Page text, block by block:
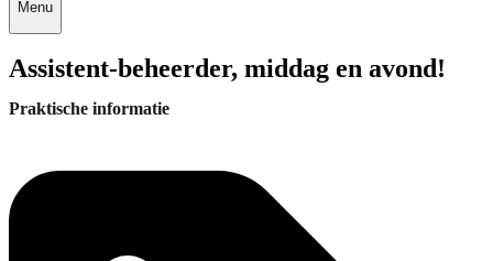
Menu
Assistent-beheerder, middag en avond!
Praktische informatie